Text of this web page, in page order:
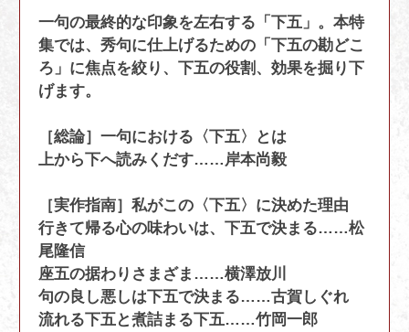
一句の最終的な印象を左右する「下五」。本特
集では、秀句に仕上げるための「下五の勘どこ
ろ」に焦点を絞り、下五の役割、効果を掘り下
げます。
［総論］一句における〈下五〉とは
上から下へ読みくだす……岸本尚毅
［実作指南］私がこの〈下五〉に決めた理由
行きて帰る心の味わいは、下五で決まる……松
尾隆信
座五の据わりさまざま……横澤放川
句の良し悪しは下五で決まる……古賀しぐれ
流れる下五と煮詰まる下五……竹岡一郎